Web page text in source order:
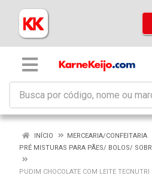
INÍCIO
MERCEARIA/CONFEITARIA
PRÉ MISTURAS PARA PÃES/ BOLOS/
PUDIM CHOCOLATE COM LEITE TECNUTRI